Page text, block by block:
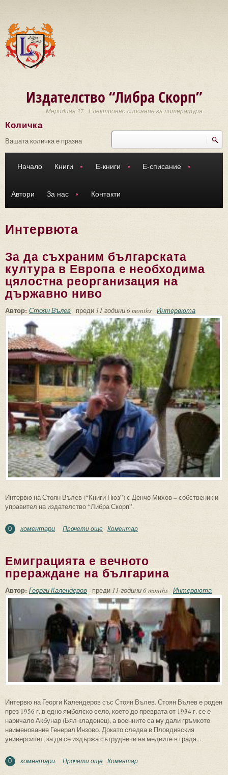
Издателство “Либра Скорп”
Меридиан 27 - Електронно списание за литература
Търси
Количка
Вашата количка е празна
Начало Книги Е-книги Е-списание
Автори За нас Контакти
Интервюта
За да съхраним българската
култура в Европа е необходима
цялостна реорганизация на
държавно ниво
Автор: Стоян Вълев преди 11 години 6 months Интервюта
Интервю на Стоян Вълев (“Книги Нюз”) с Денчо Михов – собственик и
управител на издателство “Либра Скорп”.
0 коментари Прочети още about За да съхраним българската
Коментар
Емиграцията е вечното
прераждане на българина
Автор: Георги Календеров преди 11 години 6 months Интервюта
Интервю на Георги Календеров със Стоян Вълев. Стоян Вълев е роден
през 1956 г. в едно ямболско село, което до преврата от 1934 г. се е
наричало Акбунар (Бял кладенец), а военните са му дали гръмкото
наименование Генерал Инзово. Докато следва в Пловдивския
университет, за да се издържа сътрудничи на медиите в града...
0 коментари Прочети още about Емиграцията е вечното прераждане
Коментар